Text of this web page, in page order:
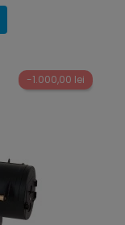
-1.000,00 lei